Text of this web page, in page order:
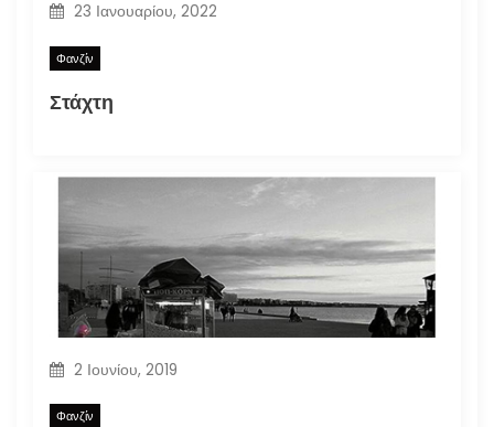
23 Ιανουαρίου, 2022
Φανζίν
Στάχτη
2 Ιουνίου, 2019
Φανζίν